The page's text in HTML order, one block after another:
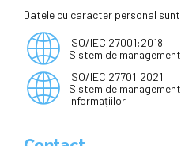
Datele cu caracter personal
ISO/IEC 27001:2018
Sistem de
ISO/IEC 27701:2021
Sistem de
informațiilor